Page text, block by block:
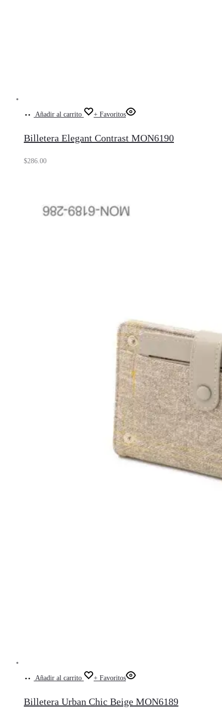
Añadir al carrito + Favoritos
Billetera Elegant Contrast MON6190
$286.00
Añadir al carrito + Favoritos
Billetera Urban Chic Beige MON6189